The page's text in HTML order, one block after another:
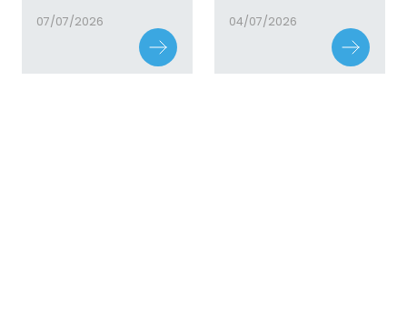
07/07/2026 04/07/2026